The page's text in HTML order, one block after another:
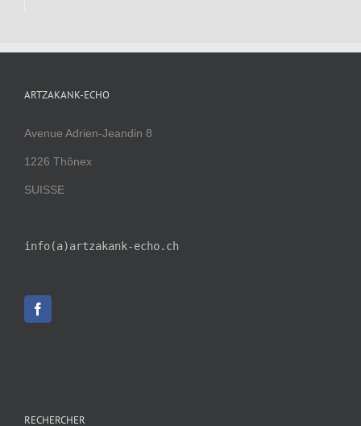
ARTZAKANK-ECHO
Avenue Adrien-Jeandin 8
1226 Thônex
SUISSE
info(a)artzakank-echo.ch
RECHERCHER